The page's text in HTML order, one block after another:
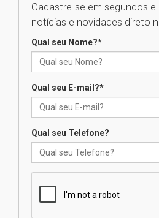
realizará
das novas
calouros
04.08.2026
Cadastre-se em segundos
notícias e novidades direto
Qual seu Nome?*
Qual seu E-mail?*
Qual seu Telefone?